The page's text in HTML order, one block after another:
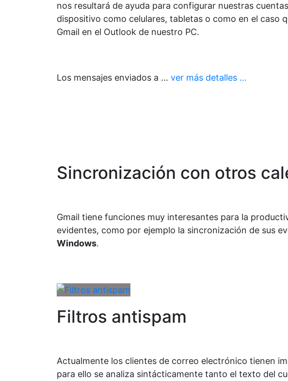
nos resultará de ayuda para configurar nuestras
dispositivo como celulares, tabletas o como en el caso
Gmail en el Outlook de nuestro PC.
Los mensajes enviados a … ver más detalles …
Sincronización con otros
Gmail tiene funciones muy interesantes para la
evidentes, como por ejemplo la sincronización de sus
Windows.
Filtros antispam
Actualmente los clientes de correo electrónico tienen
para ello se analiza sintácticamente tanto el texto del